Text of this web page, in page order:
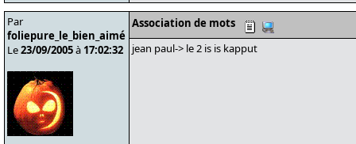
Par
foliepure_le_bien_aimé
Le23/09/2005à 17:02:32
Association de mots
jean paul-> le 2 is is kapput